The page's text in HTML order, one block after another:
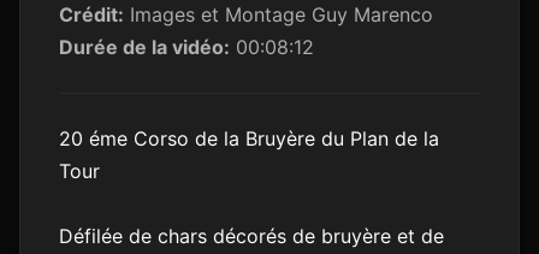
Crédit: Images et Montage Guy Marenco
Durée de la vidéo: 00:08:12
20 éme Corso de la Bruyère du Plan de la
Tour
Défilée de chars décorés de bruyère et de